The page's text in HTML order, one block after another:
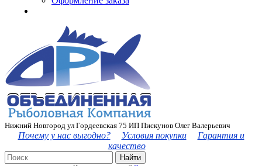
Нижний Новгород ул Гордеевская 75 ИП Пискунов Олег Валерьевич
Почему у нас выгодно? Условия покупки
Гарантия и
качество
Найти